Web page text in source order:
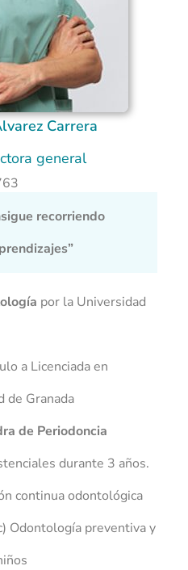
Carrera
general
recorriendo
por la Universidad
a Licenciada en
de Granada
de Periodoncia
durante 3 años.
continua odontológica
Odontología preventiva y